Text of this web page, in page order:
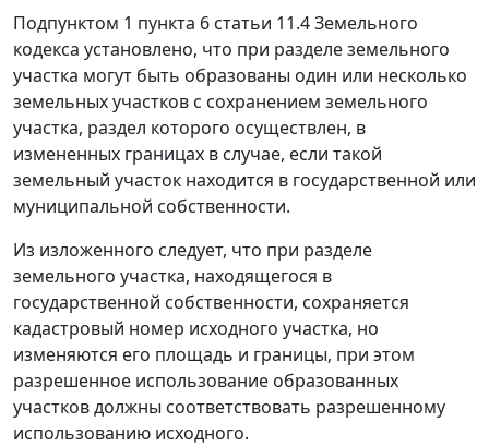
Подпунктом 1 пункта 6 статьи 11.4 Земельного
кодекса установлено, что при разделе земельного
участка могут быть образованы один или несколько
земельных участков с сохранением земельного
участка, раздел которого осуществлен, в
измененных границах в случае, если такой
земельный участок находится в государственной или
муниципальной собственности.
Из изложенного следует, что при разделе
земельного участка, находящегося в
государственной собственности, сохраняется
кадастровый номер исходного участка, но
изменяются его площадь и границы, при этом
разрешенное использование образованных
участков должны соответствовать разрешенному
использованию исходного.